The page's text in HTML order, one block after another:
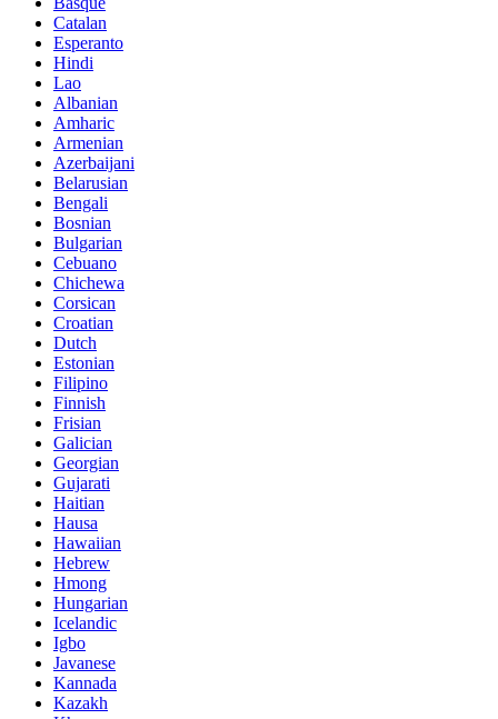
Catalan
Esperanto
Hindi
Lao
Albanian
Amharic
Armenian
Azerbaijani
Belarusian
Bengali
Bosnian
Bulgarian
Cebuano
Chichewa
Corsican
Croatian
Dutch
Estonian
Filipino
Finnish
Frisian
Galician
Georgian
Gujarati
Haitian
Hausa
Hawaiian
Hebrew
Hmong
Hungarian
Icelandic
Igbo
Javanese
Kannada
Kazakh